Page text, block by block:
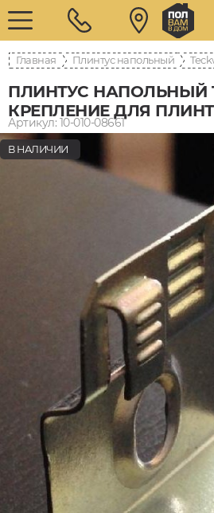
Главная Плинтус напольный
ПЛИНТУС НАПОЛЬНЫЙ
КРЕПЛЕНИЕ ДЛЯ
Артикул: 10-010-08661
В НАЛИЧИИ